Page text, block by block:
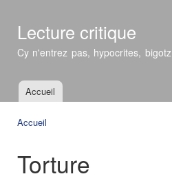
Lecture critique
Cy n'entrez pas, hypocrites, bigotz
Menu principal
Accueil
Accueil
Torture